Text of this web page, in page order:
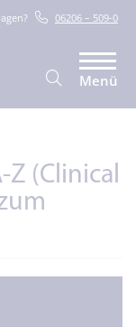
06206 – 509-0
Menü
Z (Clinical